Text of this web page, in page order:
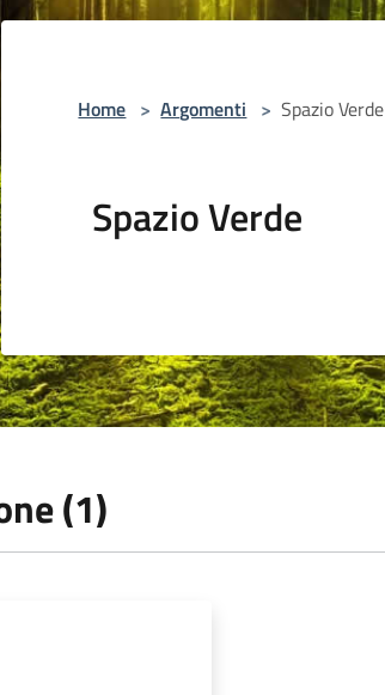
Home > Argomenti > Spazio Verde
Spazio Verde
(1)